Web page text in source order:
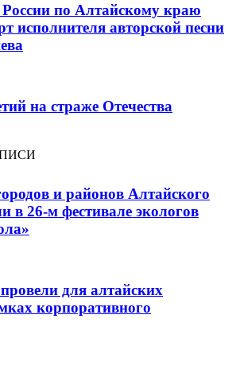
по Алтайскому краю
исполнителя авторской песни
на страже Отечества
и районов Алтайского
в 26-м фестивале экологов
для алтайских
корпоративного